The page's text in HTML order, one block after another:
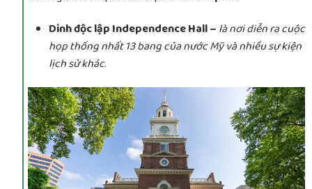
Dinh độc lập Independence Hall – là nơi diễn ra cuộc
họp thống nhất 13 bang của nước Mỹ và nhiều sự kiện
lịch sử khác.